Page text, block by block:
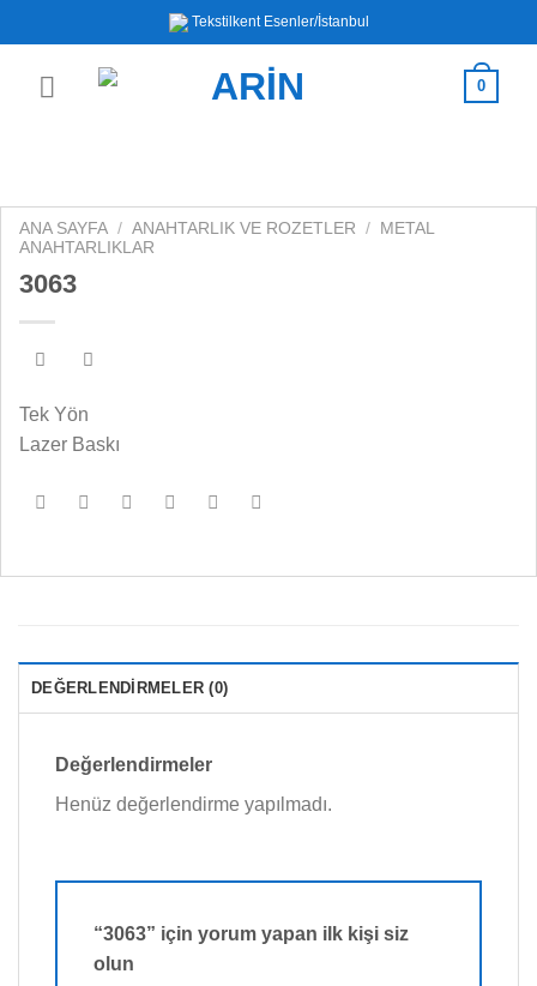
atla
Tekstilkent Esenler/İstanbul
0
ANA SAYFA / ANAHTARLIK VE ROZETLER /
METAL
ANAHTARLIKLAR
3063
Tek Yön
Lazer Baskı
DEĞERLENDIRMELER (0)
Değerlendirmeler
Henüz değerlendirme yapılmadı.
“3063” için yorum yapan ilk kişi siz
olun